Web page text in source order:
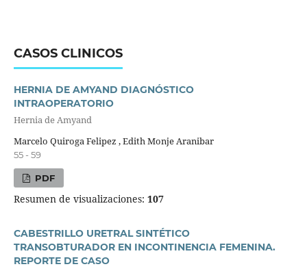
CASOS CLINICOS
HERNIA DE AMYAND DIAGNÓSTICO
INTRAOPERATORIO
Hernia de Amyand
Marcelo Quiroga Felipez , Edith Monje Aranibar
55 - 59
PDF
Resumen de visualizaciones: 107
CABESTRILLO URETRAL SINTÉTICO
TRANSOBTURADOR EN INCONTINENCIA FEMENINA.
REPORTE DE CASO